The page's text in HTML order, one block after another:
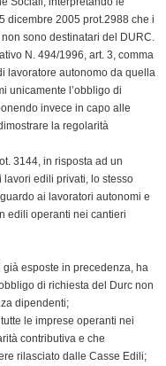
dicembre 2005 prot.2988 che i
sono destinatari del DURC.
N. 494/1996, art. 3, comma
autonomo da quella
unicamente l’obbligo di
invece in capo alle
la regolarità
3144, in risposta ad un
lavori edili privati, lo stesso
ai lavoratori autonomi e
edili operanti nei cantieri
esposte in precedenza, ha
di richiesta del Durc non
dipendenti;
le imprese operanti nei
contributiva e che
rilasciato dalle Casse Edili;